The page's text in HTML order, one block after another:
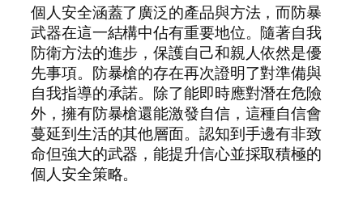
個人安全涵蓋了廣泛的產品與方法，而防暴
武器在這一結構中佔有重要地位。隨著自我
防衛方法的進步，保護自己和親人依然是優
先事項。防暴槍的存在再次證明了對準備與
自我指導的承諾。除了能即時應對潛在危險
外，擁有防暴槍還能激發自信，這種自信會
蔓延到生活的其他層面。認知到手邊有非致
命但強大的武器，能提升信心並採取積極的
個人安全策略。